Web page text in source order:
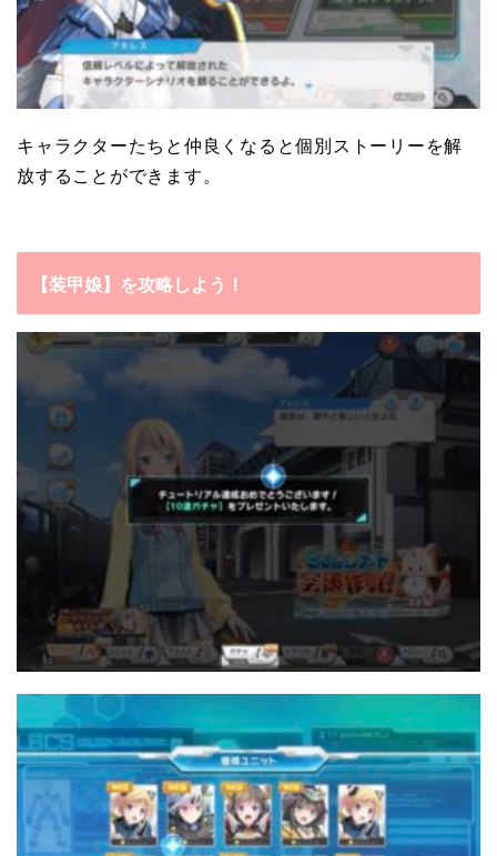
キャラクターたちと仲良くなると個別ストーリーを解
放することができます。
【装甲娘】を攻略しよう！